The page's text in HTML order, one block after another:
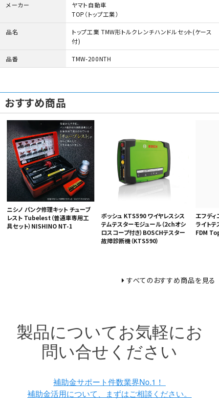
メーカー
ヤマト自動車
TOP（トップ工業）
品名
トップ工業 TMW形トルクレンチハンドルセット(ケース
付)
品番 TMW-200NTH
おすすめ商品
ニシノ パンク修理キット チューブ
レスト Tubelest（普通車専用工
具セット）NISHINO NT-1
ボッシュ KTS590 ワイヤレスシス
テムテスターモジュール（2chオシ
ロスコープ付き）BOSCHテスター
故障診断機（KTS590）
エフディ
ライト
FDM
すべてのおすすめ商品を見る